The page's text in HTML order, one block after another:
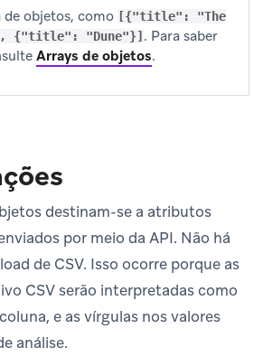
de objetos, como [{"title": "The
{"title": "Dune"}] . Para saber
Arrays de objetos.
destinam-se a atributos
por meio da API. Não há
de CSV. Isso ocorre porque as
CSV serão interpretadas como
e as vírgulas nos valores
análise.